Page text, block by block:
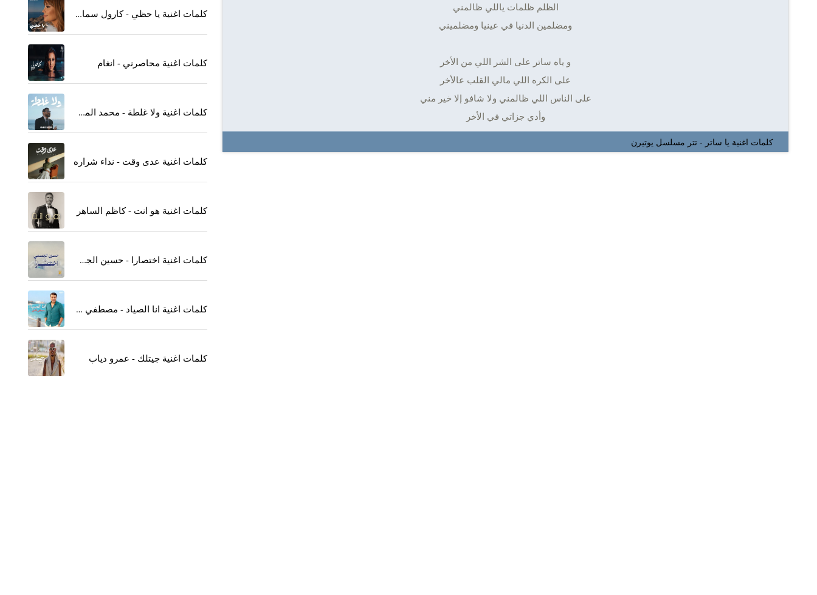
الظلم ظلمات ياللي ظالمني
ومضلمين الدنيا في عينيا ومضلميني
و ياه ساتر على الشر اللي من الأخر
على الكره اللي مالي القلب عالأخر
على الناس اللي ظالمني ولا شافو إلا خير مني
وأدي جزاتي في الأخر
كلمات اغنية يا ساتر - تتر مسلسل يوتيرن
كلمات اغنية يا حظي - كارول سماحة
كلمات اغنية محاصرني - انغام
كلمات اغنية ولا غلطة - محمد المجذوب
كلمات اغنية عدى وقت - نداء شراره
كلمات اغنية هو انت - كاظم الساهر
كلمات اغنية اختصارا - حسين الجسمي
كلمات اغنية انا الصياد - مصطفي كامل
كلمات اغنية جيتلك - عمرو دياب